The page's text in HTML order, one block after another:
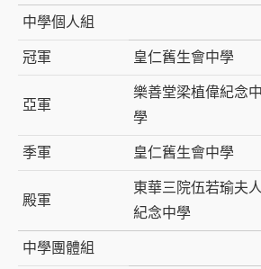
中學個人組
冠軍 皇仁舊生會中學
亞軍
樂善堂梁植偉紀念中
學
季軍 皇仁舊生會中學
殿軍
東華三院伍若瑜夫人
紀念中學
中學團體組